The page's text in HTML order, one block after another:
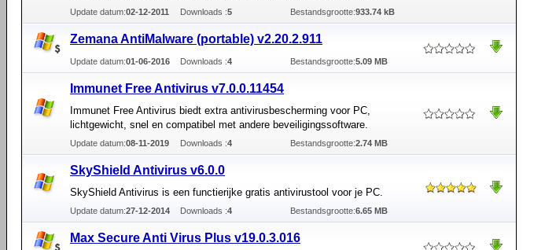
Update datum:02-12-2011 Downloads :5 Bestandsgrootte:933.74 kB
Zemana AntiMalware (portable) v2.20.2.911
Update datum:01-06-2016 Downloads :4 Bestandsgrootte:5.09 MB
Immunet Free Antivirus v7.0.0.11454
Immunet Free Antivirus biedt extra antivirusbescherming voor PC,
lichtgewicht, snel en compatibel met andere beveiligingssoftware.
Update datum:08-11-2019 Downloads :4 Bestandsgrootte:2.74 MB
SkyShield Antivirus v6.0.0
SkyShield Antivirus is een functierijke gratis antivirustool voor je PC.
Update datum:27-12-2014 Downloads :4 Bestandsgrootte:6.65 MB
Max Secure Anti Virus Plus v19.0.3.016